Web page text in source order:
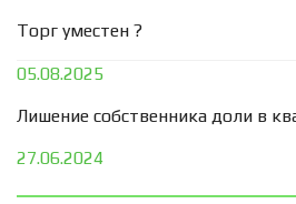
Торг уместен ?
05.08.2025
Лишение собственника доли в
27.06.2024